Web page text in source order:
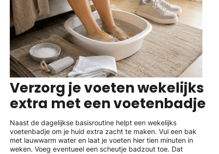
Verzorg je voeten wekelijks
extra met een voetenbadje
Naast de dagelijkse basisroutine helpt een wekelijks
voetenbadje om je huid extra zacht te maken. Vul een bak
met lauwwarm water en laat je voeten hier tien minuten in
weken. Voeg eventueel een scheutje badzout toe. Dat